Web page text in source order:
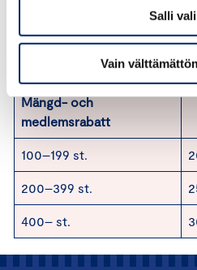
Salli
Vain
Mängd- och
medlemsrabatt
100–199 st.
200–399 st.
400– st.